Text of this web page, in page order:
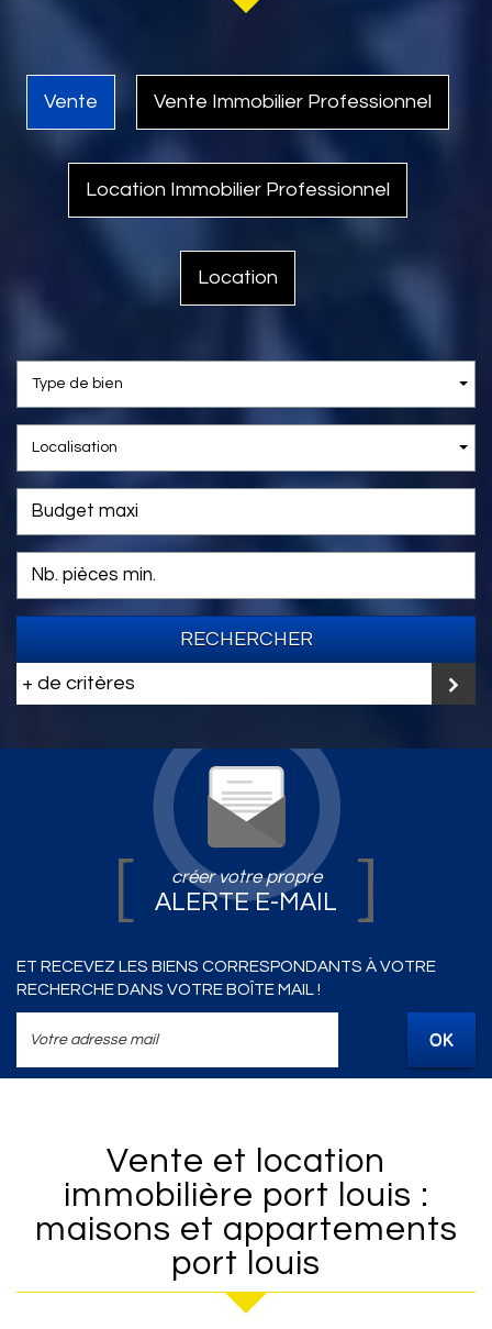
Vente Vente Immobilier Professionnel
Location Immobilier Professionnel
Location
Type de bien
Localisation
RECHERCHER
+ de critères
créer votre propre
ALERTE E-MAIL
ET RECEVEZ LES BIENS CORRESPONDANTS À VOTRE
RECHERCHE DANS VOTRE BOÎTE MAIL !
OK
Vente et location
immobilière port louis :
maisons et appartements
port louis